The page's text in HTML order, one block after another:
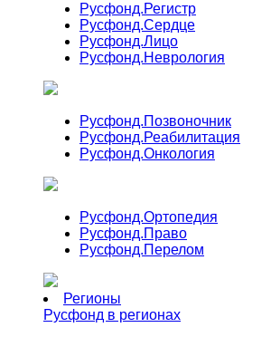
Русфонд.Регистр
Русфонд.Сердце
Русфонд.Лицо
Русфонд.Неврология
Русфонд.Позвоночник
Русфонд.Реабилитация
Русфонд.Онкология
Русфонд.Ортопедия
Русфонд.Право
Русфонд.Перелом
Регионы
Русфонд в регионах